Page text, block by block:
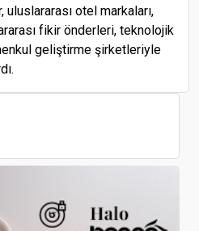
uluslararası otel markaları,
fikir önderleri, teknolojik
geliştirme şirketleriyle
süresini değiştirdi
turizmi vuracak gibi